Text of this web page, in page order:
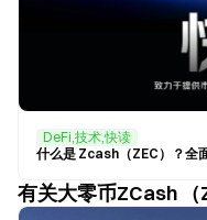
DeFi,技术,快读
什么是 Zcash（ZEC）？全
有关大零币ZCash